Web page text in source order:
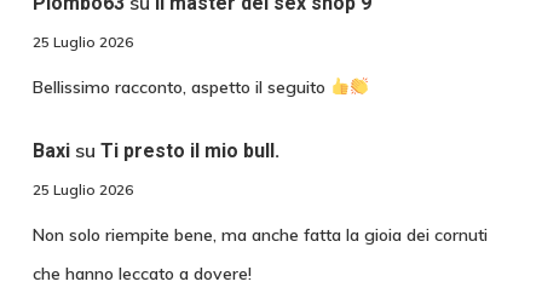
25 Luglio 2026
Bellissimo racconto, aspetto il seguito
Baxisu Ti presto il mio bull.
25 Luglio 2026
Non solo riempite bene, ma anche fatta la gioia dei cornuti
che hanno leccato a dovere!